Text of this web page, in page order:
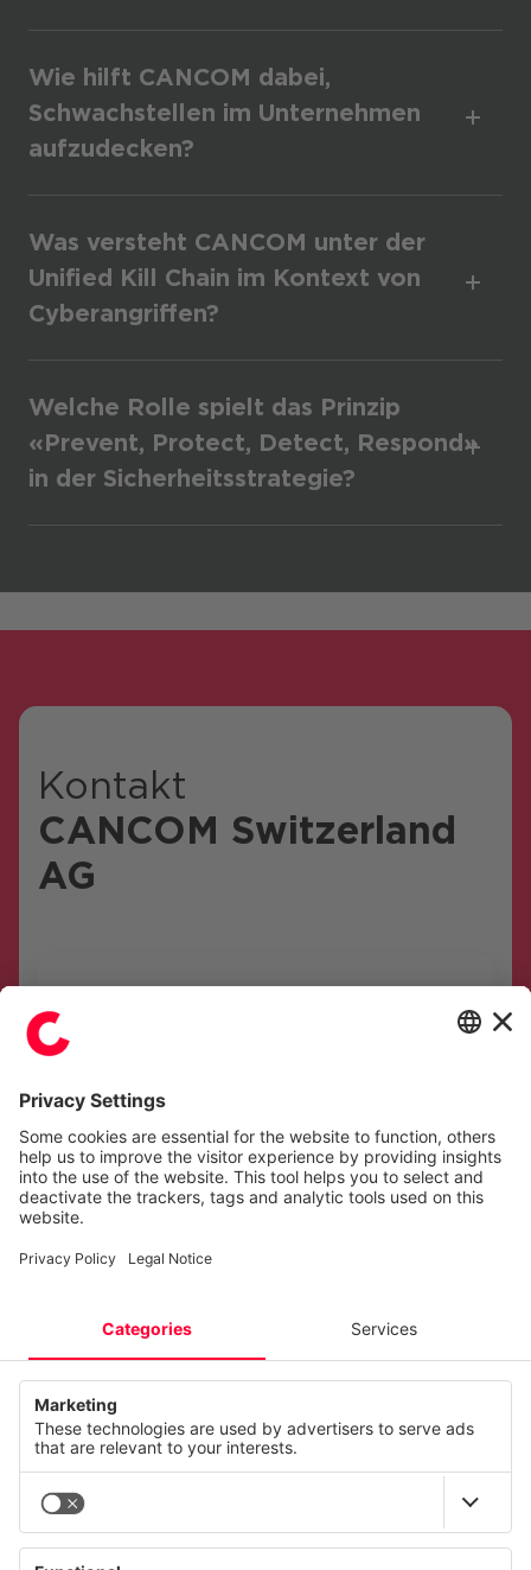
Wie hilft CANCOM dabei,
Schwachstellen im Unternehmen
aufzudecken?
Was versteht CANCOM unter der
Unified Kill Chain im Kontext von
Cyberangriffen?
Welche Rolle spielt das Prinzip
«Prevent, Protect, Detect, Respond»
in der Sicherheitsstrategie?
Kontakt
CANCOM Switzerland
AG
Kontaktieren Sie unsere
Expert:innen und lassen Sie
sich über die vielfältigen
Cyber-Security-Lösungen
beraten.
Unternehmen
Nachricht*